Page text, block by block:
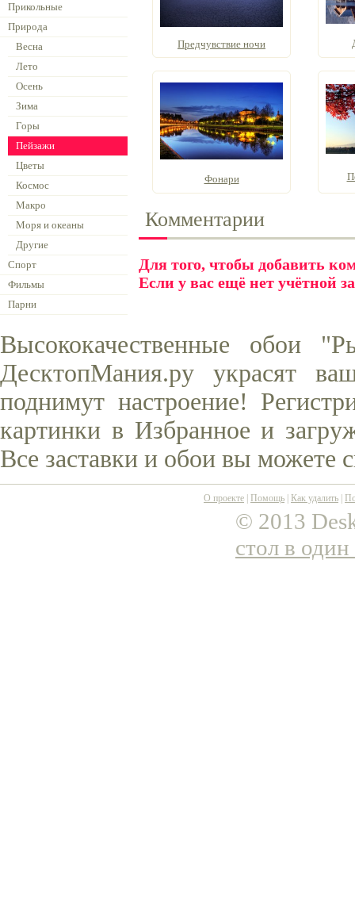
Прикольные
Природа
Весна
Лето
Осень
Зима
Горы
Пейзажи
Цветы
Космос
Макро
Моря и океаны
Другие
Спорт
Фильмы
Парни
Предчувствие ночи
Фонари
Комментарии
Для того, чтобы добавить
Если у вас ещё нет учётной
Высококачественные обои
ДесктопМания.ру украсят
поднимут настроение!
картинки в Избранное и
Все заставки и обои вы можете
О проекте Помощь Как удалить
© 2013
стол в